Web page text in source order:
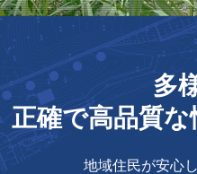
多
正確で高品質な
地域住民が安心